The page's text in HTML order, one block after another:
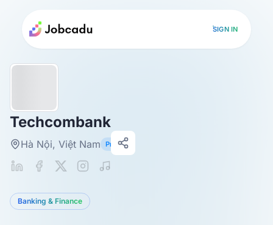
SIGN IN
Techcombank
Hà Nội, Việt Nam Primary
Banking & Finance